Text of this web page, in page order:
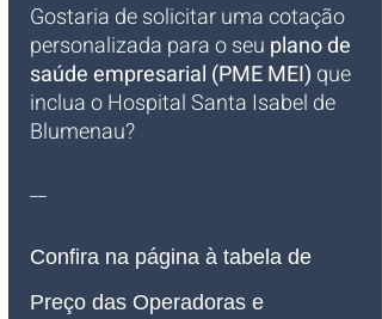
Gostaria de solicitar uma cotação
personalizada para o seu plano de
saúde empresarial (PME MEI) que
inclua o Hospital Santa Isabel de
Blumenau?
__
Confira na página à tabela de
Preço das Operadoras e